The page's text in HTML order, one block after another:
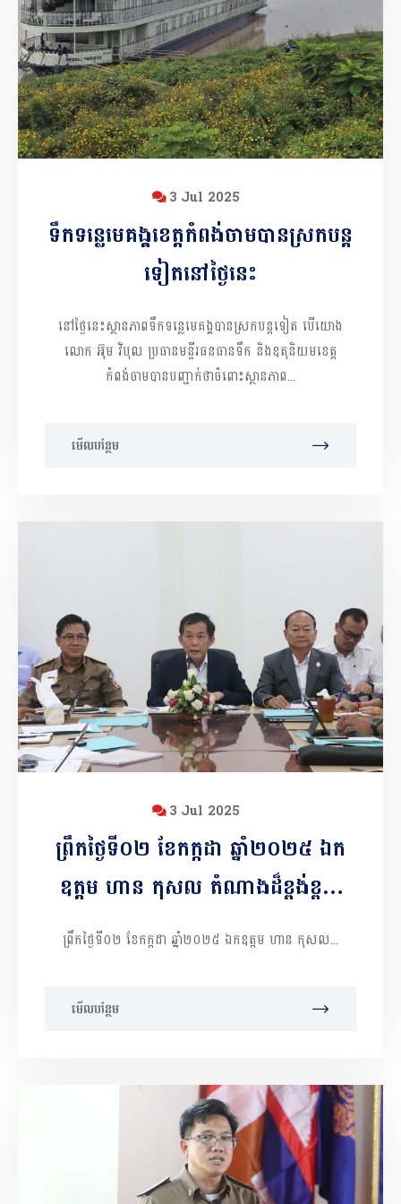
3 Jul 2025
ទឹកទន្លេមេគង្គខេត្តកំពង់ចាមបានស្រកបន្ត
ទៀតនៅថ្ងៃនេះ
នៅថ្ងៃនេះស្ថានភាពទឹកទន្លេមេគង្គបានស្រកបន្តទៀត បើយោង
លោក អ៊ុម វិបុល ប្រធានមន្ទីរធនធានទឹក និងឧតុនិយមខេត្ត
កំពង់ចាមបានបញ្ជាក់ថាចំពោះស្ថានភាព...
មើលបន្ថែម
3 Jul 2025
ព្រឹកថ្ងៃទី០២ ខែកក្កដា ឆ្នាំ២០២៥ ឯក
ឧត្តម ហាន កុសល តំណាងដ៏ខ្ពង់ខ្ពស់​
ឯកឧត្ដម អ៊ុន ចាន់ដា អភិ​បាលនៃគណៈ
ជាមួយ ឯកឧត្តម ហោ ប៊ុនឡេង អនុ
ការងារពិសេសថ្នាក់ខេត្ត សម្រាប់លុប
បំបាត់ជំងឺគ្រុនចាញ់ គណៈកម្មាធិការ
អេដស៍ គណៈកម្មាធិការលុបបំបាត់ឳសថ
ក្លែងក្លាយ និងសេវាសុខាភិបាលឯកជន
ព្រឹកថ្ងៃទី០២ ខែកក្កដា ឆ្នាំ២០២៥ ឯកឧត្តម ហាន កុសល...
មើលបន្ថែម